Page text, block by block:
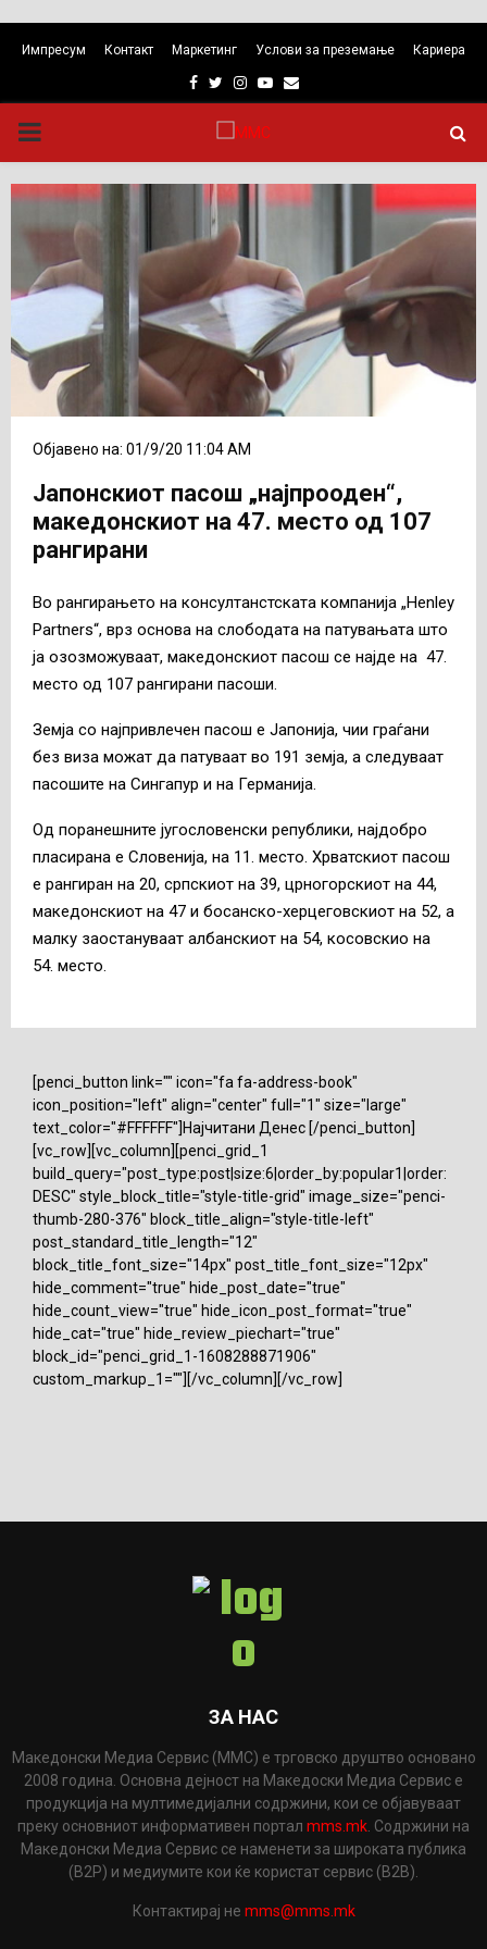
Импресум Контакт Маркетинг Услови за преземање Кариера
Facebook
TwitterInstagram
Youtube
Email
PRIMARY
MENU
Објавено на: 01/9/20 11:04 AM
Јапонскиот пасош „најпрооден“,
македонскиот на 47. место од 107
рангирани
Во рангирањето на консултанстската компанија „Henley
Partners“, врз основа на слободата на патувањата што
ја озозможуваат, македонскиот пасош се најде на 47.
место од 107 рангирани пасоши.
Земја со најпривлечен пасош е Јапонија, чии граѓани
без виза можат да патуваат во 191 земја, а следуваат
пасошите на Сингапур и на Германија.
Од поранешните југословенски републики, најдобро
пласирана е Словенија, на 11. место. Хрватскиот пасош
е рангиран на 20, српскиот на 39, црногорскиот на 44,
македонскиот на 47 и босанско-херцеговскиот на 52, а
малку заостануваат албанскиот на 54, косовскио на
54. место.
[penci_button link="" icon="fa fa-address-book"
icon_position="left" align="center" full="1" size="large"
text_color="#FFFFFF"]Најчитани Денес [/penci_button]
[vc_row][vc_column][penci_grid_1
build_query="post_type:post|size:6|order_by:popular1|order:
DESC" style_block_title="style-title-grid" image_size="penci-
thumb-280-376" block_title_align="style-title-left"
post_standard_title_length="12"
block_title_font_size="14px" post_title_font_size="12px"
hide_comment="true" hide_post_date="true"
hide_count_view="true" hide_icon_post_format="true"
hide_cat="true" hide_review_piechart="true"
block_id="penci_grid_1-1608288871906"
custom_markup_1=""][/vc_column][/vc_row]
ЗА НАС
Македонски Медиа Сервис (ММС) е трговско друштво основано
2008 година. Основна дејност на Македоски Медиа Сервис е
продукција на мултимедијални содржини, кои се објавуваат
преку основниот информативен портал mms.mk . Содржини на
Македонски Медиа Сервис се наменети за широката публика
(B2P) и медиумите кои ќе користат сервис (B2B).
Контактирај не mms@mms.mk